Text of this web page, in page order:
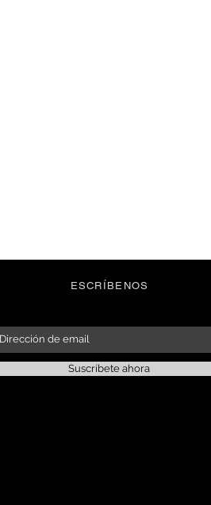
ESCRÍBENOS
Suscríbete ahora